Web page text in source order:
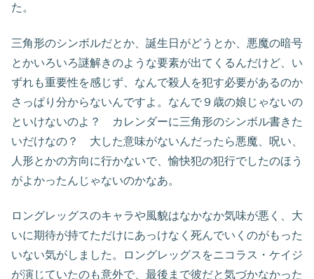
た。
三角形のシンボルだとか、誕生日がどうとか、悪魔の暗号
とかいろいろ謎解きのような要素が出てくるんだけど、い
ずれも重要性を感じず、なんで殺人を犯す必要があるのか
さっぱり分からないんですよ。なんで９歳の娘じゃないの
といけないのよ？ カレンダーに三角形のシンボル書きた
いだけなの？ 大した意味がないんだったら悪魔、呪い、
人形とかの方向に行かないで、愉快犯の犯行でしたのほう
がよかったんじゃないのかなあ。
ロングレッグスのキャラや風貌はなかなか気味が悪く、大
いに期待が持てただけにあっけなく死んでいくのがもった
いない気がしました。ロングレッグスをニコラス・ケイジ
が演じていたのも意外で、最後まで彼だと気づかなかった